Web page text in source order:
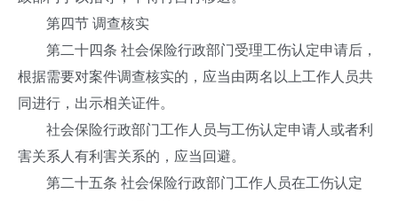
第四节 调查核实
第二十四条 社会保险行政部门受理工伤认定申请后，
根据需要对案件调查核实的，应当由两名以上工作人员共
同进行，出示相关证件。
社会保险行政部门工作人员与工伤认定申请人或者利
害关系人有利害关系的，应当回避。
第二十五条 社会保险行政部门工作人员在工伤认定